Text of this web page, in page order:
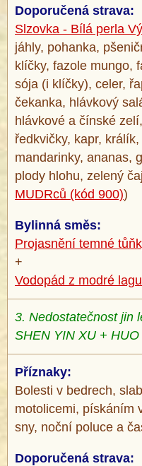
Doporučená strava:
Slzovka - Bílá perla
jáhly, pohanka,
klíčky, fazole mungo,
sója (i klíčky), celer,
čekanka, hlávkový
hlávkové a čínské
ředkvičky, kapr,
mandarinky, ananas,
plody hlohu, zelený
MUDRců (kód 900))
Bylinná směs:
Projasnění temné
+
Vodopád z modré
3. Nedostatečnost jin
SHEN YIN XU + HUO
Příznaky:
Bolesti v bedrech,
motolicemi, pískáním
sny, noční poluce a
Doporučená strava: